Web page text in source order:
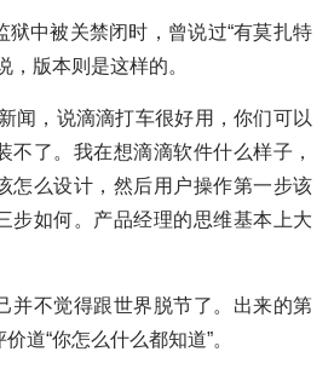
狱中被关禁闭时，曾说过“有莫扎特
，版本则是这样的。
闻，说滴滴打车很好用，你们可以
不了。我在想滴滴软件什么样子，
怎么设计，然后用户操作第一步该
步如何。产品经理的思维基本上大
并不觉得跟世界脱节了。出来的第
道“你怎么什么都知道”。